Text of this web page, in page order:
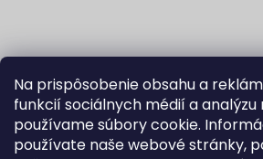
Na prispôsobenie obsahu a
funkcií sociálnych médií a
používame súbory cookie.
používate naše webové stránky,